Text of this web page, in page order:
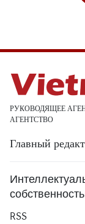
РУКОВОДЯЩЕЕ
АГЕНТСТВО
Главный
собственность
RSS